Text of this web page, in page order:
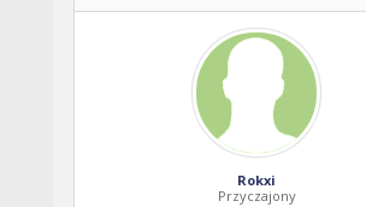
Rokxi
Przyczajony